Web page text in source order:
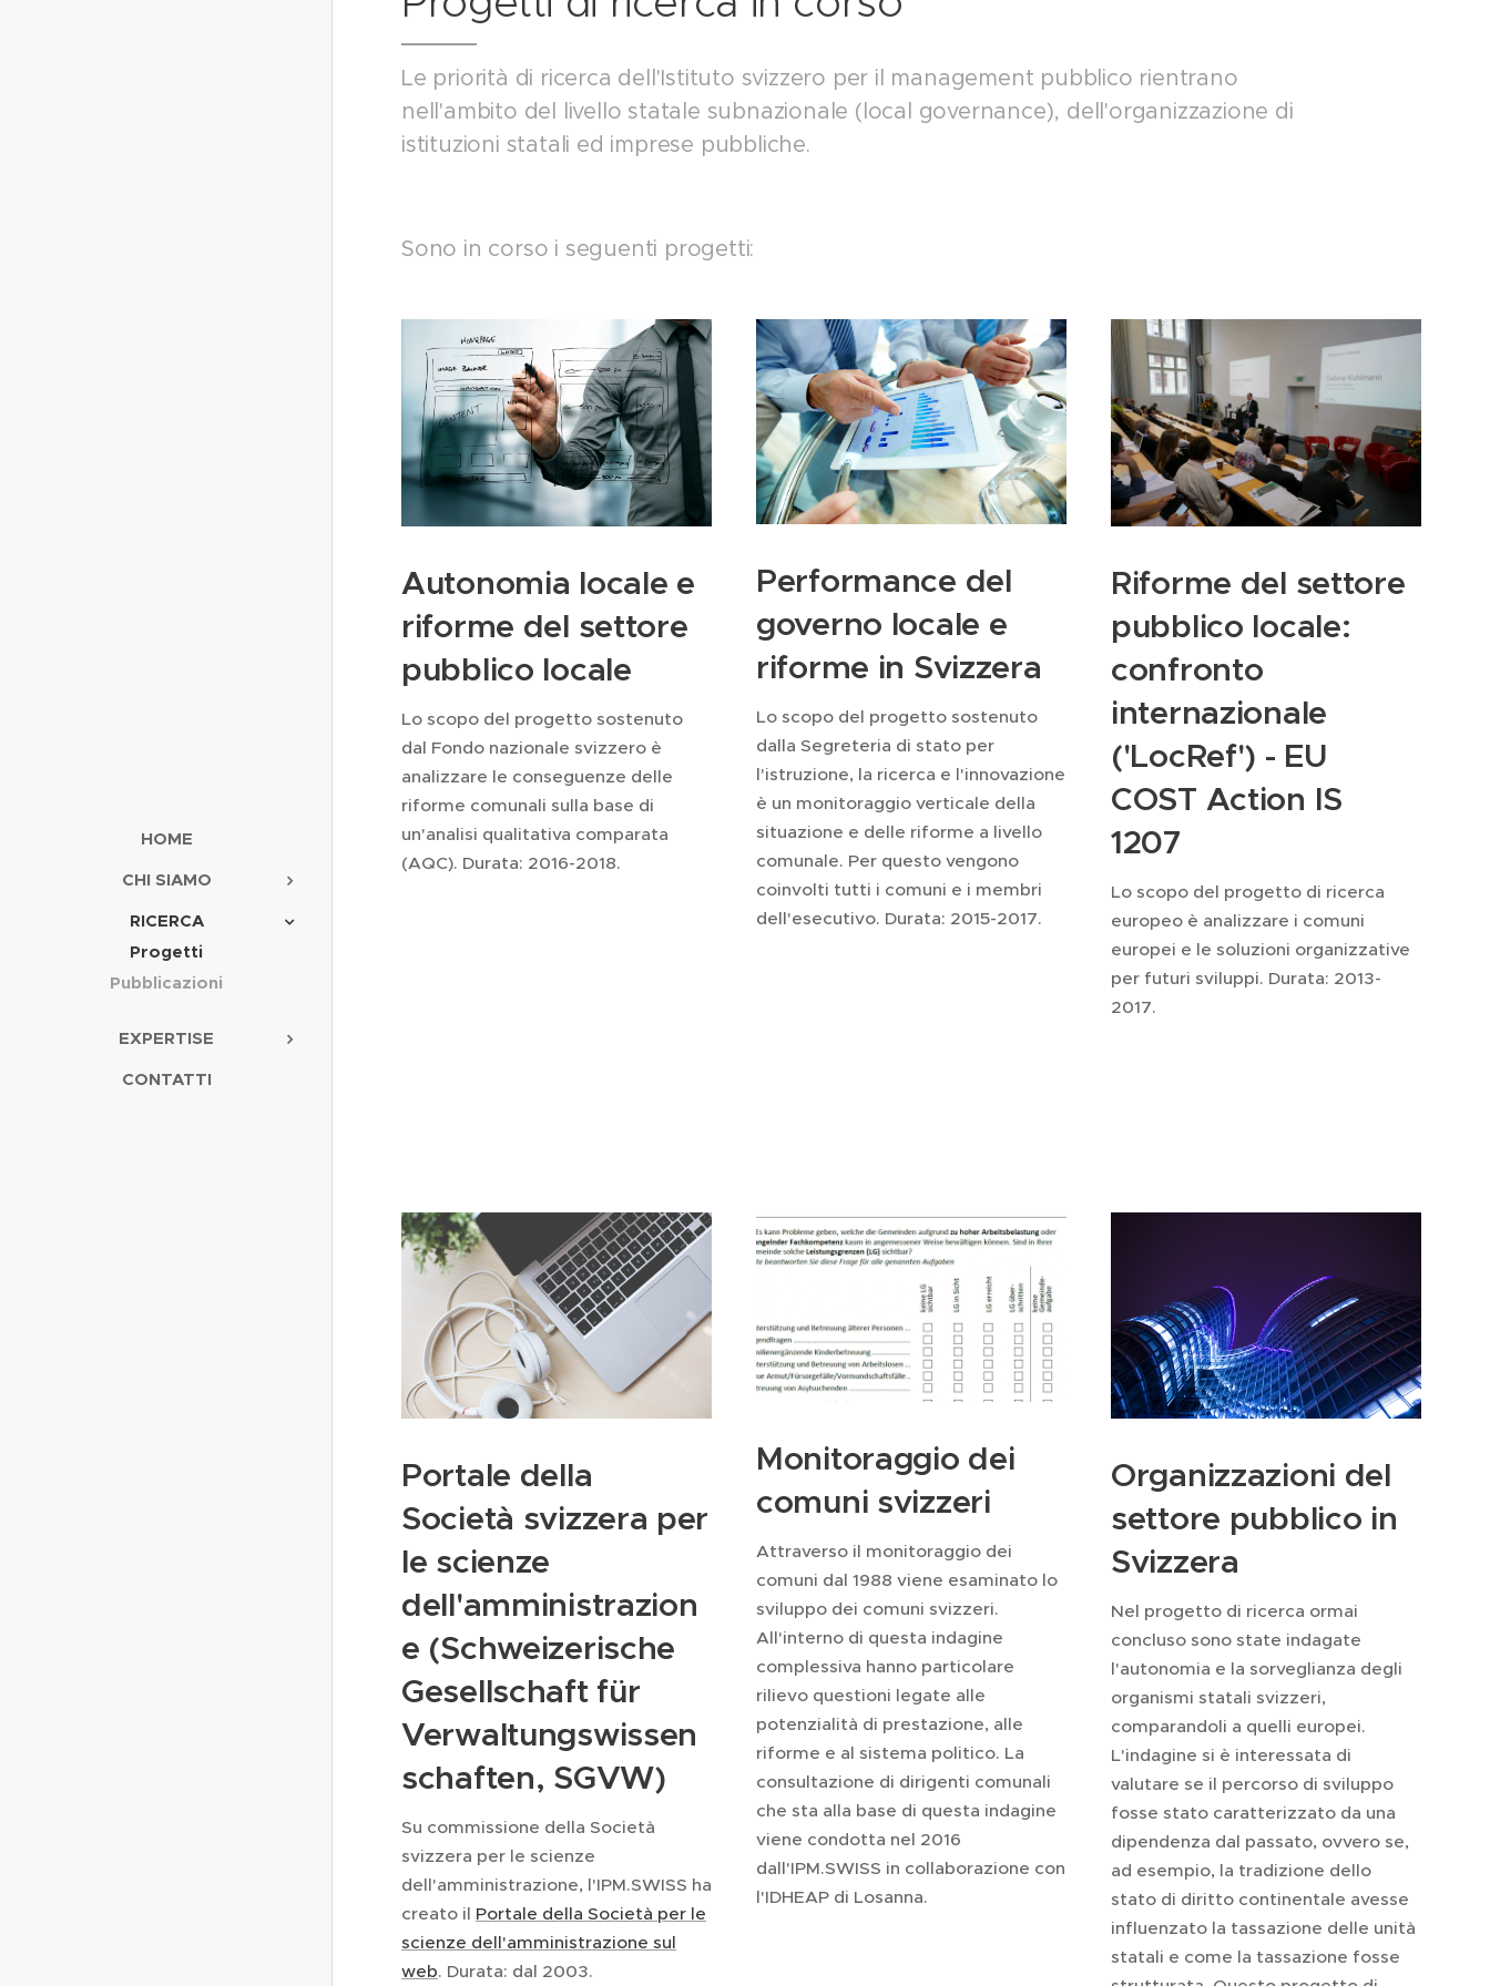
HOME
CHI SIAMO
RICERCA
Progetti
Pubblicazioni
EXPERTISE
CONTATTI
Le priorità di ricerca dell'Istituto svizzero per il management pubblico rientrano
nell'ambito del livello statale subnazionale (local governance), dell'organizzazione di
istituzioni statali ed imprese pubbliche.
Sono in corso i seguenti progetti:
Autonomia locale e
riforme del settore
pubblico locale
Lo scopo del progetto sostenuto
dal Fondo nazionale svizzero è
analizzare le conseguenze delle
riforme comunali sulla base di
un'analisi qualitativa comparata
(AQC). Durata: 2016-2018.
Performance del
governo locale e
riforme in Svizzera
Lo scopo del progetto sostenuto
dalla Segreteria di stato per
l'istruzione, la ricerca e l'innovazione
è un monitoraggio verticale della
situazione e delle riforme a livello
comunale. Per questo vengono
coinvolti tutti i comuni e i membri
dell'esecutivo. Durata: 2015-2017.
Riforme del settore
pubblico locale:
confronto
internazionale
('LocRef') - EU
COST Action IS
1207
Lo scopo del progetto di ricerca
europeo è analizzare i comuni
europei e le soluzioni organizzative
per futuri sviluppi. Durata: 2013-
2017.
Portale della
Società svizzera per
le scienze
dell'amministrazion
e (Schweizerische
Gesellschaft für
Verwaltungswissen
schaften, SGVW)
Su commissione della Società
svizzera per le scienze
dell'amministrazione, l'IPM.SWISS ha
creato il Portale della Società per le
scienze dell'amministrazione sul
web. Durata: dal 2003.
Monitoraggio dei
comuni svizzeri
Attraverso il monitoraggio dei
comuni dal 1988 viene esaminato lo
sviluppo dei comuni svizzeri.
All'interno di questa indagine
complessiva hanno particolare
rilievo questioni legate alle
potenzialità di prestazione, alle
riforme e al sistema politico. La
consultazione di dirigenti comunali
che sta alla base di questa indagine
viene condotta nel 2016
dall'IPM.SWISS in collaborazione con
l'IDHEAP di Losanna.
Organizzazioni del
settore pubblico in
Svizzera
Nel progetto di ricerca ormai
concluso sono state indagate
l'autonomia e la sorveglianza degli
organismi statali svizzeri,
comparandoli a quelli europei.
L'indagine si è interessata di
valutare se il percorso di sviluppo
fosse stato caratterizzato da una
dipendenza dal passato, ovvero se,
ad esempio, la tradizione dello
stato di diritto continentale avesse
influenzato la tassazione delle unità
statali e come la tassazione fosse